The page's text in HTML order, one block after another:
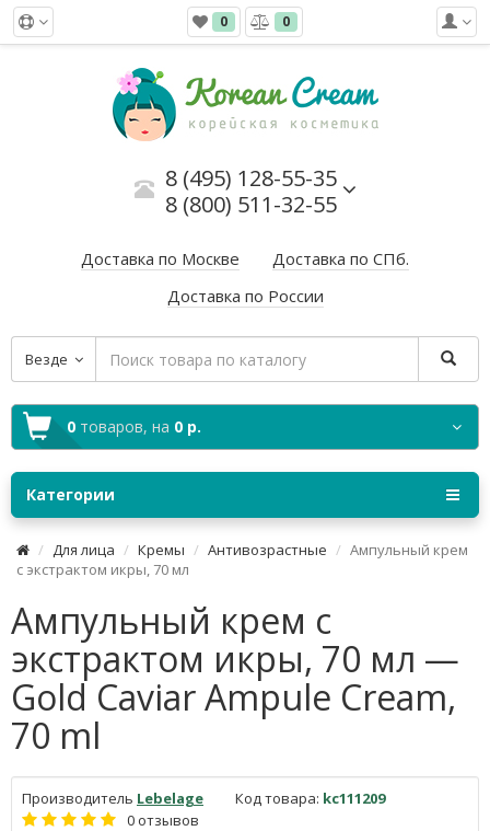
0 0
8 (495) 128-55-35
8 (800) 511-32-55
Доставка по Москве
Доставка по СПб.
Доставка по России
Везде
0 товаров, на 0 р.
Категории
Для лица Кремы Антивозрастные
Ампульный крем
с экстрактом икры, 70 мл
Ампульный крем с
экстрактом икры, 70 мл —
Gold Caviar Ampule Cream,
70 ml
Производитель Lebelage Код товара: kc111209
0 отзывов